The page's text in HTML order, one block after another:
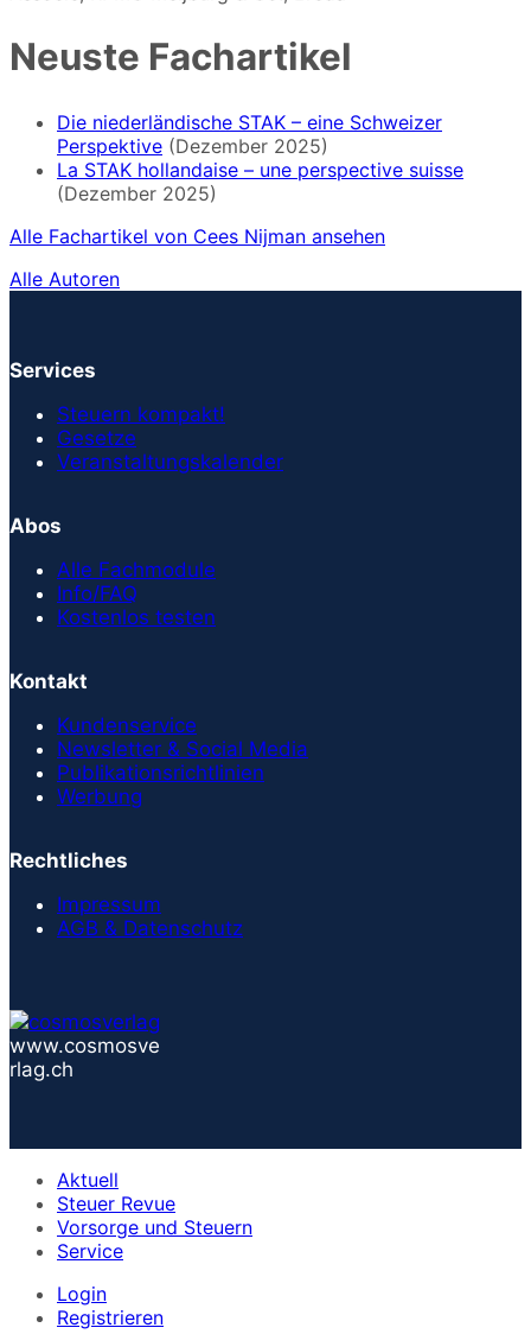
Neuste Fachartikel
Die niederländische STAK – eine Schweizer
Perspektive (Dezember 2025)
La STAK hollandaise – une perspective suisse
(Dezember 2025)
Alle Fachartikel von Cees Nijman ansehen
Alle Autoren
Services
Steuern kompakt!
Gesetze
Veranstaltungskalender
Abos
Alle Fachmodule
Info/FAQ
Kostenlos testen
Kontakt
Kundenservice
Newsletter & Social Media
Publikationsrichtlinien
Werbung
Rechtliches
Impressum
AGB & Datenschutz
www.cosmosve
rlag.ch
Aktuell
Steuer Revue
Vorsorge und Steuern
Service
Login
Registrieren